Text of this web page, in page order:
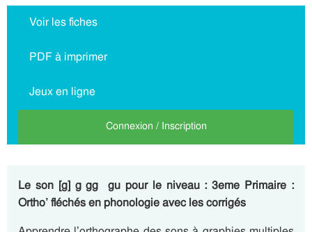
Voir les fiches
PDF à imprimer
Jeux en ligne
Connexion / Inscription
Le son [g] g gg gu pour le niveau : 3eme Primaire :
Ortho’ fléchés en phonologie avec les corrigés